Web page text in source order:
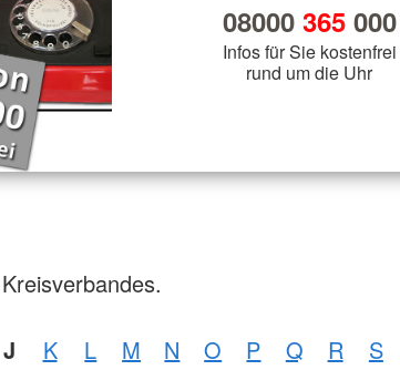
08000 365000
Infos für Sie kostenfrei
rund um die Uhr
J K L M N O P Q R S